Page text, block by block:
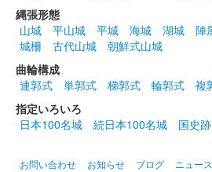
200枚限定。
小幡城 御城印
長野剛氏による織田信長のイラストが
城印サミットで先行販売されたのち、6
1000枚限定。
縄張形態
山城
平山城 平城 海城 湖城 陣
城柵
古代山城
朝鮮式山城
曲輪構成
連郭式
単郭式 梯郭式 輪郭式 複
指定いろいろ
日本100名城
続日本100名城 国史跡
お問い合わせ お知らせ ブログ ニュース